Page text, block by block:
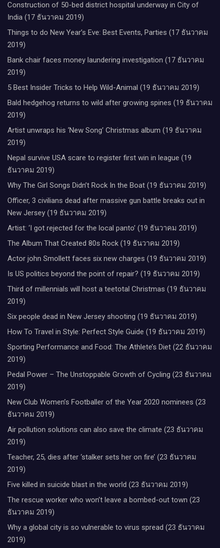
Construction of 50-bed district hospital underway in City of
India (17 ธันวาคม 2019)
Things to do New Year’s Eve: Best Events, Parties (17 ธันวาคม
2019)
Bank chair faces money laundering investigation (17 ธันวาคม
2019)
5 Best Insider Tricks to Help Wild-Animal (19 ธันวาคม 2019)
Bald hedgehog returns to wild after growing spines (19 ธันวาคม
2019)
Artist unwraps his ‘New Song’ Christmas album (19 ธันวาคม
2019)
Nepal survive USA scare to register first win in league (19
ธันวาคม 2019)
Why The Girl Songs Didn’t Rock In the Boat (19 ธันวาคม 2019)
Officer, 3 civilians dead after massive gun battle breaks out in
New Jersey (19 ธันวาคม 2019)
Artist: ‘I got rejected for the local panto’ (19 ธันวาคม 2019)
The Album That Created 80s Rock (19 ธันวาคม 2019)
Actor john Smollett faces six new charges (19 ธันวาคม 2019)
Is US politics beyond the point of repair? (19 ธันวาคม 2019)
Third of millennials will host a teetotal Christmas (19 ธันวาคม
2019)
Six people dead in New Jersey shooting (19 ธันวาคม 2019)
How To Travel in Style: Perfect Style Guide (19 ธันวาคม 2019)
Sporting Performance and Food: The Athlete’s Diet (22 ธันวาคม
2019)
Pedal Power – The Unstoppable Growth of Cycling (23 ธันวาคม
2019)
New Club Women’s Footballer of the Year 2020 nominees (23
ธันวาคม 2019)
Air pollution solutions can also save the climate (23 ธันวาคม
2019)
Teacher, 25, dies after ‘stalker sets her on fire’ (23 ธันวาคม
2019)
Five killed in suicide blast in the world (23 ธันวาคม 2019)
The rescue worker who won’t leave a bombed-out town (23
ธันวาคม 2019)
Why a global city is so vulnerable to virus spread (23 ธันวาคม
2019)